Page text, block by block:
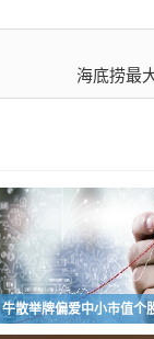
海底捞最
牛散举牌偏爱中小市值个